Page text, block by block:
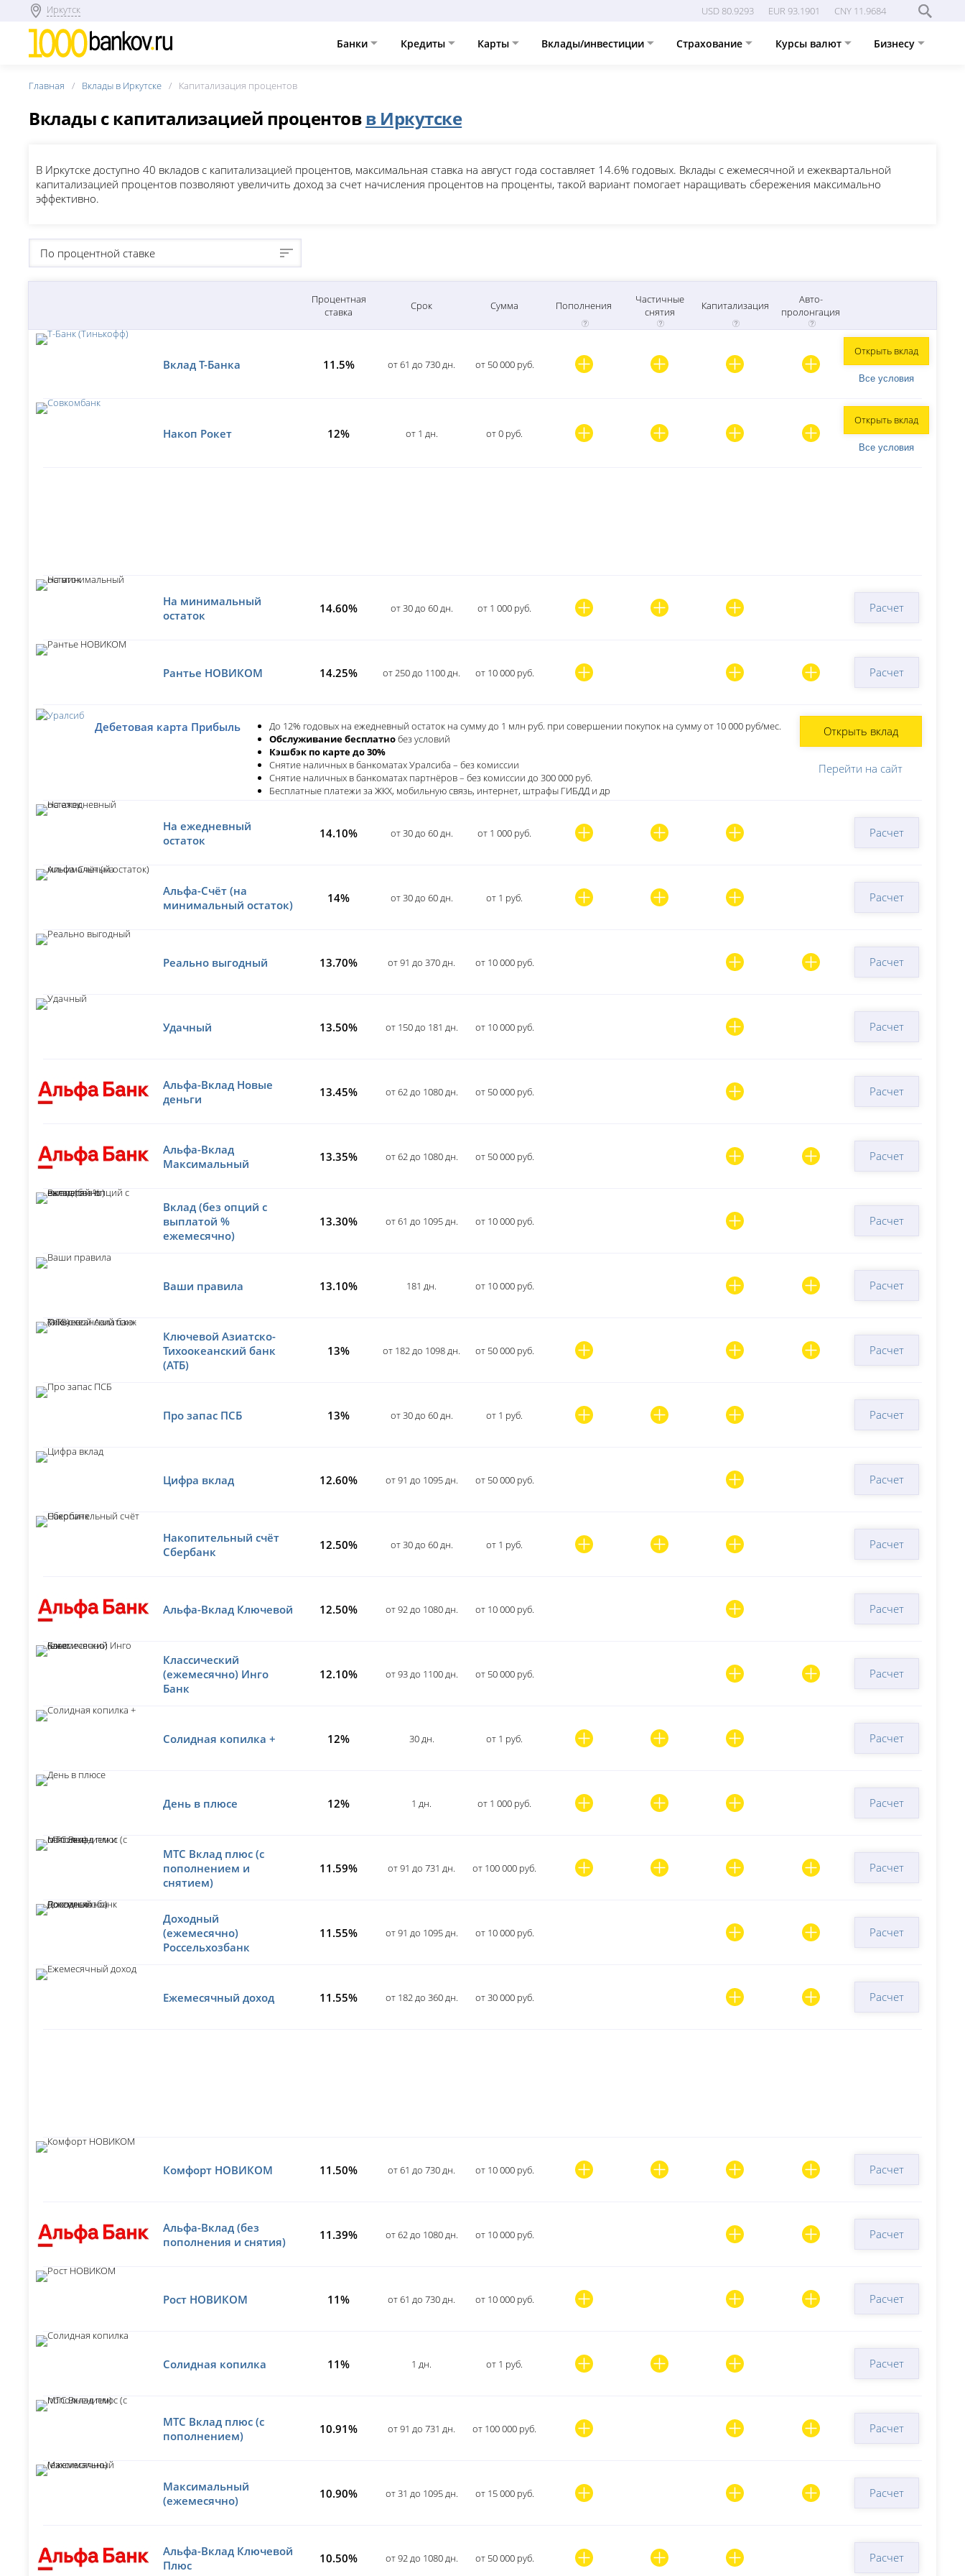
Иркутск USD 80.9293 EUR 93.1901 CNY 11.9684
Банки Кредиты Карты Вклады/инвестиции Страхование Курсы валют Бизнесу
Главная Вклады в Иркутске Капитализация процентов
Вклады с капитализацией процентовв Иркутске
В Иркутске доступно 40 вкладов с капитализацией процентов, максимальная ставка на август года составляет 14.6% годовых. Вклады с ежемесячной и ежеквартальной
капитализацией процентов позволяют увеличить доход за счет начисления процентов на проценты, такой вариант помогает наращивать сбережения максимально
эффективно.
По процентной ставке
Процентная
ставка
Срок Сумма Пополнения
Частичные
снятия
Капитализация
Авто-
пролонгация
Вклад Т-Банка 11.5% от 61 до 730 дн. от 50 000 руб.
Все условия
Открыть вклад
Накоп Рокет 12% от 1 дн. от 0 руб.
Все условия
Открыть вклад
На минимальный
остаток
14.60% от 30 до 60 дн. от 1 000 руб. Расчет
Рантье НОВИКОМ 14.25% от 250 до 1100 дн. от 10 000 руб. Расчет
Дебетовая карта Прибыль
До 12% годовых на ежедневный остаток на сумму до 1 млн руб. при совершении покупок на сумму от 10 000 руб/мес.
Обслуживание бесплатнобез условий
Кэшбэк по карте до 30%
Снятие наличных в банкоматах Уралсиба – без комиссии
Снятие наличных в банкоматах партнёров – без комиссии до 300 000 руб.
Бесплатные платежи за ЖКХ, мобильную связь, интернет, штрафы ГИБДД и др
Перейти на сайт
Открыть вклад
На ежедневный
остаток
14.10% от 30 до 60 дн. от 1 000 руб. Расчет
Альфа-Счёт (на
минимальный остаток)
14% от 30 до 60 дн. от 1 руб. Расчет
Реально выгодный 13.70% от 91 до 370 дн. от 10 000 руб. Расчет
Удачный 13.50% от 150 до 181 дн. от 10 000 руб. Расчет
Альфа-Вклад Новые
деньги
13.45% от 62 до 1080 дн. от 50 000 руб. Расчет
Альфа-Вклад
Максимальный
13.35% от 62 до 1080 дн. от 50 000 руб. Расчет
Вклад (без опций с
выплатой %
ежемесячно)
13.30% от 61 до 1095 дн. от 10 000 руб. Расчет
Ваши правила 13.10% 181 дн. от 10 000 руб. Расчет
Ключевой Азиатско-
Тихоокеанский банк
(АТБ)
13% от 182 до 1098 дн. от 50 000 руб. Расчет
Про запас ПСБ 13% от 30 до 60 дн. от 1 руб. Расчет
Цифра вклад 12.60% от 91 до 1095 дн. от 50 000 руб. Расчет
Накопительный счёт
Сбербанк
12.50% от 30 до 60 дн. от 1 руб. Расчет
Альфа-Вклад Ключевой 12.50% от 92 до 1080 дн. от 10 000 руб. Расчет
Классический
(ежемесячно) Инго
Банк
12.10% от 93 до 1100 дн. от 50 000 руб. Расчет
Солидная копилка + 12% 30 дн. от 1 руб. Расчет
День в плюсе 12% 1 дн. от 1 000 руб. Расчет
МТС Вклад плюс (с
пополнением и
снятием)
11.59% от 91 до 731 дн. от 100 000 руб. Расчет
Доходный
(ежемесячно)
Россельхозбанк
11.55% от 91 до 1095 дн. от 10 000 руб. Расчет
Ежемесячный доход 11.55% от 182 до 360 дн. от 30 000 руб. Расчет
Комфорт НОВИКОМ 11.50% от 61 до 730 дн. от 10 000 руб. Расчет
Альфа-Вклад (без
пополнения и снятия)
11.39% от 62 до 1080 дн. от 10 000 руб. Расчет
Рост НОВИКОМ 11% от 61 до 730 дн. от 10 000 руб. Расчет
Солидная копилка 11% 1 дн. от 1 руб. Расчет
МТС Вклад плюс (с
пополнением)
10.91% от 91 до 731 дн. от 100 000 руб. Расчет
Максимальный
(ежемесячно)
10.90% от 31 до 1095 дн. от 15 000 руб. Расчет
Альфа-Вклад Ключевой
Плюс
10.50% от 92 до 1080 дн. от 50 000 руб. Расчет